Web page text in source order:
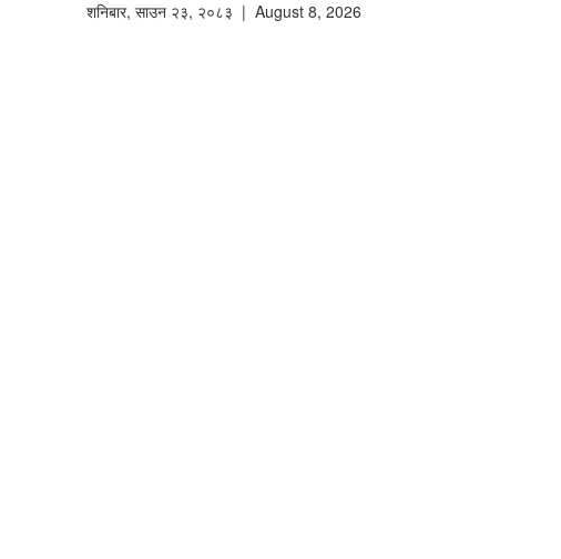
शनिबार, साउन २३, २०८३ | August 8, 2026